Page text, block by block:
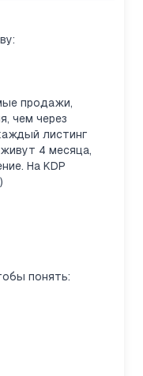
продажи,
чем через
листинг
4 месяца,
На KDP
)
понять: